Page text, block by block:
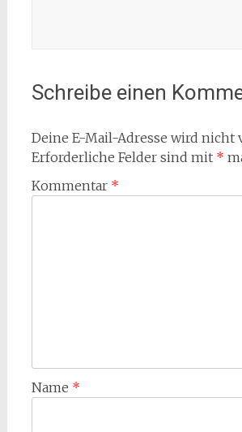
Schreibe einen
Deine E-Mail-Adresse wird nicht
Erforderliche Felder sind mit *
Kommentar *
Name *